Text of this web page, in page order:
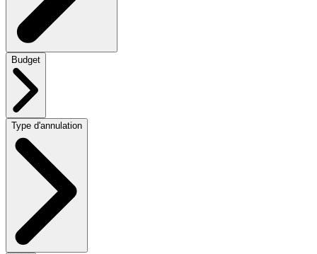
Budget
Type d'annulation